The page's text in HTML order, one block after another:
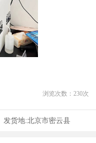
浏览次数： 230次
发货地:北京市密云县